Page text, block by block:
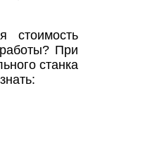
стоимость
При
станка